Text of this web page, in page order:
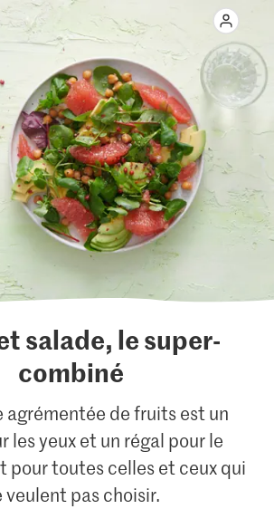
salade, le super-
combiné
agrémentée de fruits est un
les yeux et un régal pour le
pour toutes celles et ceux qui
veulent pas choisir.